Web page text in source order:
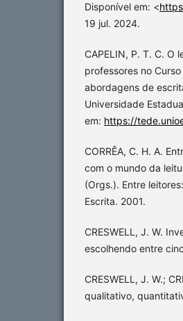
Disponível em: <
19 jul. 2024.
CAPELIN, P. T. C. O
professores no
abordagens de
Universidade
em: https://
CORRÊA, C. H. A.
com o mundo da
(Orgs.). Entre
Escrita. 2001.
CRESWELL, J. W.
escolhendo entre
CRESWELL, J. W.;
qualitativo,